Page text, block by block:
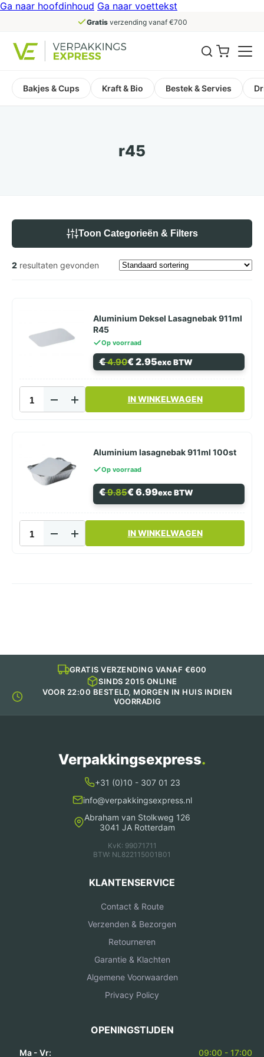
Ga naar hoofdinhoud Ga naar voettekst
Gratisverzending vanaf €700
Bakjes & Cups Kraft & Bio Bestek & Servies
r45
Toon Categorieën & Filters
2 resultaten gevonden
Aluminium Deksel Lasagnebak 911ml
R45
Op voorraad
€4.90
Oorspronkelijke
prijs
€ 4.90.
€2.95
Huidige
prijs
€ 2.95.
exc BTW
Deksel
Lasagnebak
IN WINKELWAGEN
Aluminium lasagnebak 911ml 100st
Op voorraad
€9.85
Oorspronkelijke
€ 9.85.
€6.99
Huidige
€ 6.99.
exc BTW
lasagnebak
911ml
IN WINKELWAGEN
GRATIS VERZENDING VANAF €600
SINDS 2015 ONLINE
VOOR 22:00 BESTELD, MORGEN IN HUIS INDIEN
VOORRADIG
Verpakkingsexpress.
+31 (0)10 - 307 01 23
info@verpakkingsexpress.nl
Abraham van Stolkweg 126
3041 JA Rotterdam
KvK: 99071711
BTW: NL822115001B01
KLANTENSERVICE
Contact & Route
Verzenden & Bezorgen
Retourneren
Garantie & Klachten
Algemene Voorwaarden
Privacy Policy
OPENINGSTIJDEN
Ma - Vr: 09:00 - 17:00